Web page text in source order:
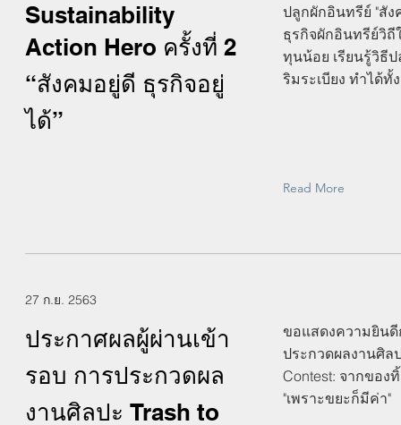
Sustainability
Action Hero ครั้งที่ 2
“สังคมอยู่ดี ธุรกิจอยู่
ได้”
ปลูกผักอินทรีย์ "สัง
ธุรกิจผักอินทรีย์วิถี
ทุนน้อย เรียนรู้วิธีป
ริมระเบียง ทำได้ทั้
Read More
27 ก.ย. 2563
ประกาศผลผู้ผ่านเข้า
รอบ การประกวดผล
งานศิลปะ Trash to
ขอแสดงความยินดี
ประกวดผลงานศิลป
Contest: จากของ
"เพราะขยะก็มีค่า"